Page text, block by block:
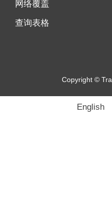
网络覆盖
查询表格
Copyright ©
English